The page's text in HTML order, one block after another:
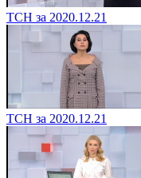
ТСН за 2020.12.21
ТСН за 2020.12.21